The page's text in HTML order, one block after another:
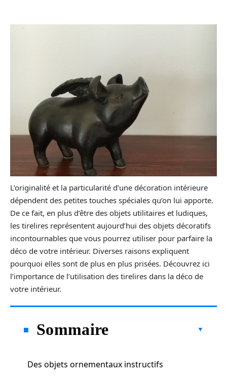
L’originalité et la particularité d’une décoration intérieure
dépendent des petites touches spéciales qu’on lui apporte.
De ce fait, en plus d’être des objets utilitaires et ludiques,
les tirelires représentent aujourd’hui des objets décoratifs
incontournables que vous pourrez utiliser pour parfaire la
déco de votre intérieur. Diverses raisons expliquent
pourquoi elles sont de plus en plus prisées. Découvrez ici
l’importance de l’utilisation des tirelires dans la déco de
votre intérieur.
Sommaire
Des objets ornementaux instructifs